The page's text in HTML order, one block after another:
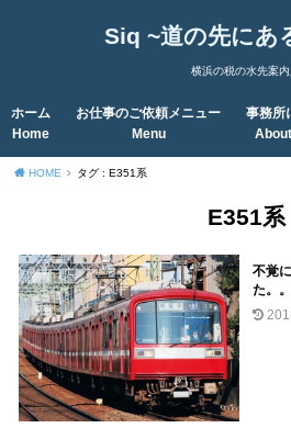
Siq ~道の先にあ
横浜の税の水先案内
ホーム
Home
お仕事のご依頼メニュー
Menu
事務所
HOME タグ : E351系
E351系
不覚
た。。